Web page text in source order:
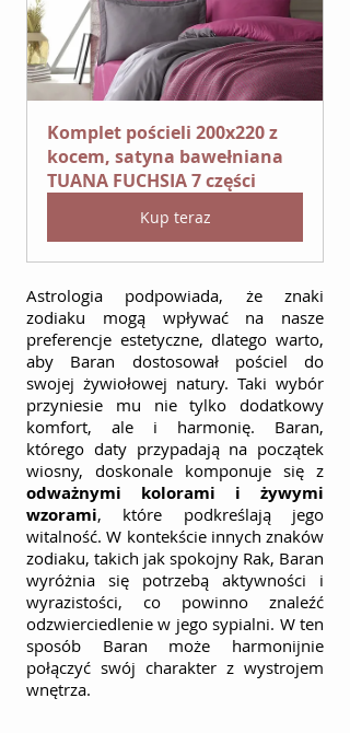
Komplet pościeli 200x220 z
kocem, satyna bawełniana
TUANA FUCHSIA 7 części
Kup teraz
Astrologia podpowiada, że znaki
zodiaku mogą wpływać na nasze
preferencje estetyczne, dlatego warto,
aby Baran dostosował pościel do
swojej żywiołowej natury. Taki wybór
przyniesie mu nie tylko dodatkowy
komfort, ale i harmonię. Baran,
którego daty przypadają na początek
odważnymi kolorami i żywymi
wzorami, które podkreślają jego
witalność. W kontekście innych znaków
zodiaku, takich jak spokojny Rak, Baran
wyróżnia się potrzebą aktywności i
wyrazistości, co powinno znaleźć
odzwierciedlenie w jego sypialni. W ten
sposób Baran może harmonijnie
połączyć swój charakter z wystrojem
wnętrza.